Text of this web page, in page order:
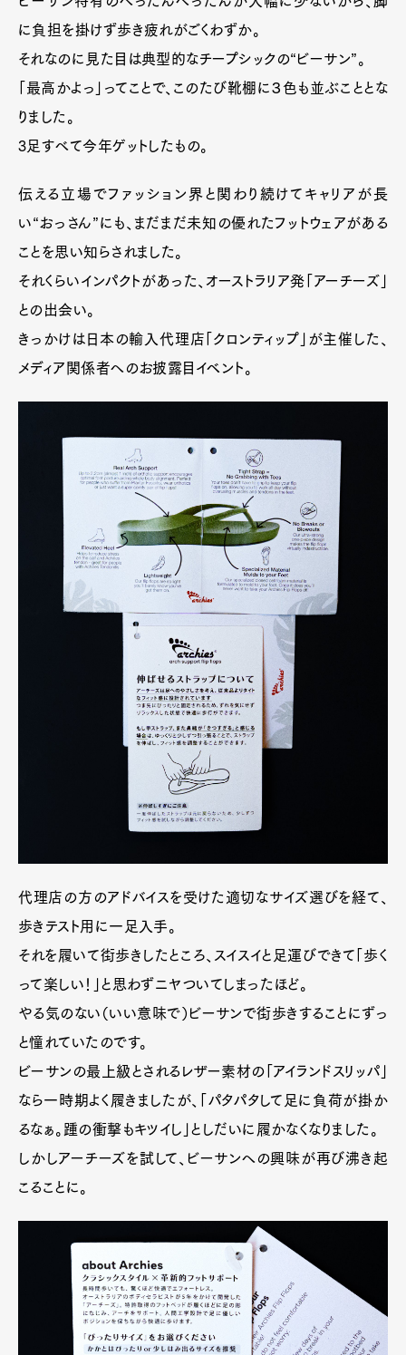
に負担を掛けず歩き疲れがごくわずか。
それなのに見た目は典型的なチープシックの“ビーサン”。
「最高かよっ」ってことで、このたび靴棚に３色も並ぶこととな
りました。
3足すべて今年ゲットしたもの。
伝える立場でファッション界と関わり続けてキャリアが長
い“おっさん”にも、まだまだ未知の優れたフットウェアがある
ことを思い知らされました。
それくらいインパクトがあった、オーストラリア発「アーチーズ」
との出会い。
きっかけは日本の輸入代理店「クロンティップ」が主催した、
メディア関係者へのお披露目イベント。
代理店の方のアドバイスを受けた適切なサイズ選びを経て、
歩きテスト用に一足入手。
それを履いて街歩きしたところ、スイスイと足運びできて「歩く
って楽しい！」と思わずニヤついてしまったほど。
やる気のない（いい意味で）ビーサンで街歩きすることにずっ
と憧れていたのです。
ビーサンの最上級とされるレザー素材の「アイランドスリッパ」
なら一時期よく履きましたが、「パタパタして足に負荷が掛か
るなぁ。踵の衝撃もキツイし」としだいに履かなくなりました。
しかしアーチーズを試して、ビーサンへの興味が再び沸き起
こることに。